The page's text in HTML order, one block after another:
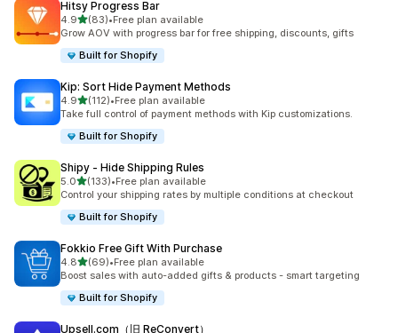
Hitsy Progress Bar
4.95つ星中
(83)
合計レビュー数：83件
•Free plan available
Grow AOV with progress bar for free shipping, discounts, gifts
Built for Shopify
Kip: Sort Hide Payment Methods
4.95つ星中
(112)
合計レビュー数：112件
•Free plan available
Take full control of payment methods with Kip customizations.
Built for Shopify
Shipy ‑ Hide Shipping Rules
5.05つ星中
(133)
合計レビュー数：133件
•Free plan available
Control your shipping rates by multiple conditions at checkout
Built for Shopify
Fokkio Free Gift With Purchase
4.85つ星中
(69)
合計レビュー数：69件
•Free plan available
Boost sales with auto-added gifts & products - smart targeting
Built for Shopify
Upsell.com（旧 ReConvert）